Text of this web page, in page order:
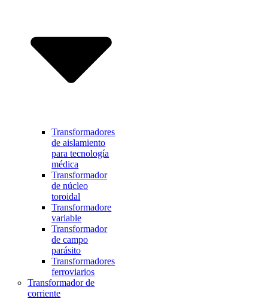
Transformadores
de aislamiento
para tecnología
médica
Transformador
de núcleo
toroidal
Transformadore
variable
Transformador
de campo
parásito
Transformadores
ferroviarios
Transformador de
corriente